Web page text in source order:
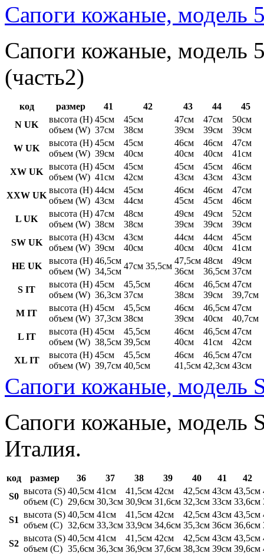
Сапоги кожаные, модель
Сапоги кожаные, модель
(часть2)
код размер 41 42 43 44
45
N UK
высота (H)
объем (W)
45см
37см
45см
38см
47см
39см
47см
39см
50см
39см
W UK
высота (H)
объем (W)
45см
39см
45см
40см
46см
40см
46см
40см
47см
41см
XW UK
высота (H)
объем (W)
45см
41см
45см
42см
45см
43см
45см
43см
46см
43см
XXW UK
высота (H)
объем (W)
44см
43см
45см
44см
46см
45см
46см
45см
47см
46см
L UK
высота (H)
объем (W)
47см
38см
48см
38см
49см
39см
49см
39см
52см
39см
SW UK
высота (H)
объем (W)
43см
39см
43см
40см
44см
40см
44см
40см
45см
41см
HE UK
высота (H)
объем (W)
46,5см
34,5см
47см 35,5см
47,5см
36см
48см
36,5см
49см
37см
S IT
высота (H)
объем (W)
45см
36,3см
45,5см
37см
46см
38см
46,5см
39см
47см
39,7см
M IT
высота (H)
объем (W)
45см
37,3см
45,5см
38см
46см
39см
46,5см
40см
47см
40,7см
L IT
высота (H)
объем (W)
45см
38,5см
45,5см
39,5см
46см
40см
46,5см
41см
47см
42см
XL IT
высота (H)
объем (W)
45см
39,7см
45,5см
40,5см
46см
41,5см
46,5см
42,3см
47см
43см
Сапоги кожаные, модель
Сапоги кожаные, модель
Италия.
код размер 36 37 38 39 40 41
42
S0
высота (S)
объем (C)
40,5см
29,6см
41см
30,3см
41,5см
30,9см
42см
31,6см
42,5см
32,3см
43см
33см
43,5см
33,6см
S1
высота (S)
объем (C)
40,5см
32,6см
41см
33,3см
41,5см
33,9см
42см
34,6см
42,5см
35,3см
43см
36см
43,5см
36,6см
S2
высота (S)
объем (C)
40,5см
35,6см
41см
36,3см
41,5см
36,9см
42см
37,6см
42,5см
38,3см
43см
39см
43,5см
39,6см